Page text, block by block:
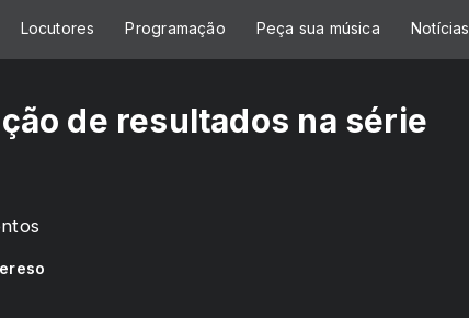
Locutores Programação Peça sua música Notícias
de resultados na série